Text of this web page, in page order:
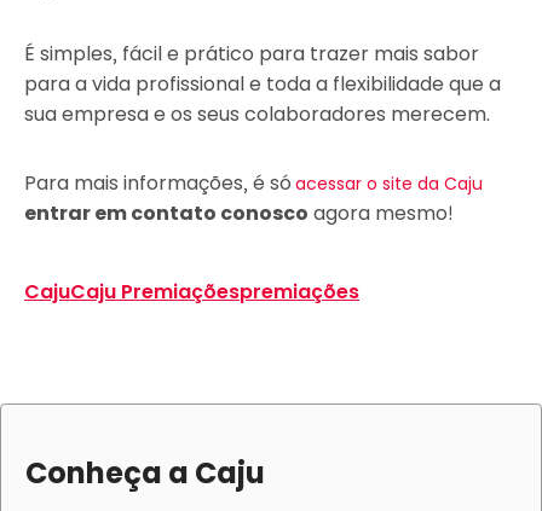
É simples, fácil e prático para trazer mais sabor
para a vida profissional e toda a flexibilidade que a
sua empresa e os seus colaboradores merecem.
Para mais informações, é só acessar o site da Caju
entrar em contato conosco agora mesmo!
CajuCaju Premiaçõespremiações
Conheça a Caju